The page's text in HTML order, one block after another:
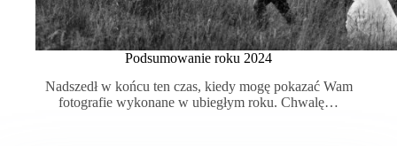
Podsumowanie roku 2024
Nadszedł w końcu ten czas, kiedy mogę pokazać Wam
fotografie wykonane w ubiegłym roku. Chwalę…